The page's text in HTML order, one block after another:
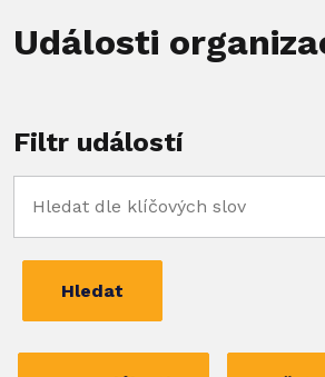
Události
Filtr událostí
Hledat